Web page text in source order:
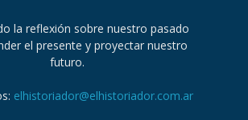
la reflexión sobre nuestro pasado
el presente y proyectar nuestro
futuro.
elhistoriador@elhistoriador.com.ar